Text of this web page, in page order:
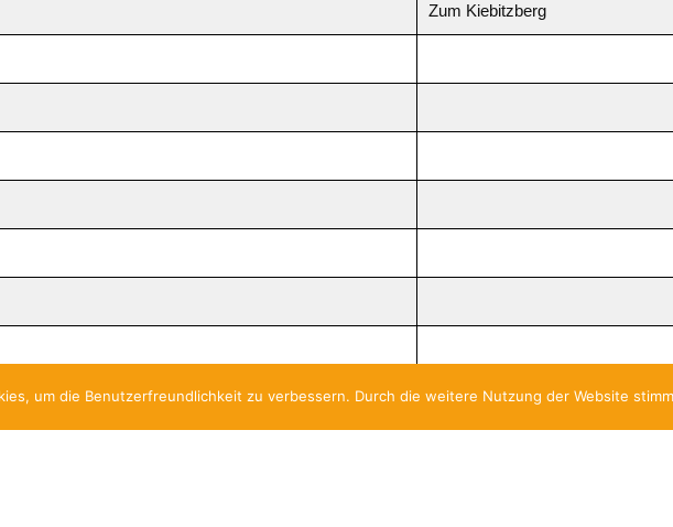
Zum Kiebitzberg
um die Benutzerfreundlichkeit zu verbessern. Durch die weitere Nutzung der Website